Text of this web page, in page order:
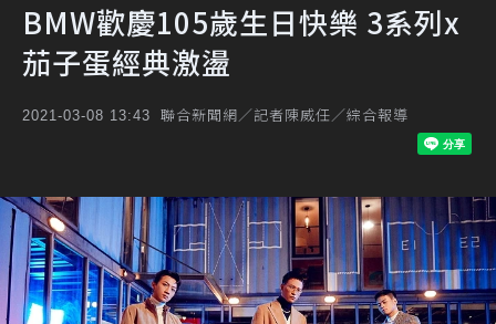
BMW歡慶105歲生日快樂 3系列x
茄子蛋經典激盪
2021-03-08 13:43 聯合新聞網／記者陳威任／綜合報導